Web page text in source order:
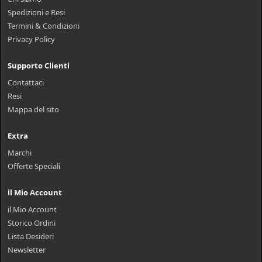
Spedizioni e Resi
Termini & Condizioni
Privacy Policy
Supporto Clienti
Contattaci
Resi
Mappa del sito
Extra
Marchi
Offerte Speciali
il Mio Account
il Mio Account
Storico Ordini
Lista Desideri
Newsletter